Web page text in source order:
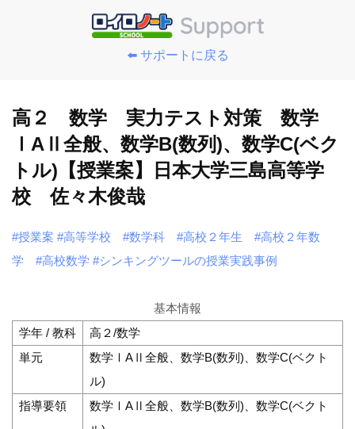
⬅️ サポートに戻る
高２ 数学 実力テスト対策 数学
ⅠAⅡ全般、数学B(数列)、数学C(ベク
トル)【授業案】日本大学三島高等学
校 佐々木俊哉
#授業案 #高等学校 #数学科 #高校２年生
#高校２年数
学
#高校数学 #シンキングツールの授業実践事例
基本情報
学年 / 教科
高２/数学
単元
数学ⅠAⅡ全般、数学B(数列)、数学C(ベクト
ル)
指導要領
数学ⅠAⅡ全般、数学B(数列)、数学C(ベクト